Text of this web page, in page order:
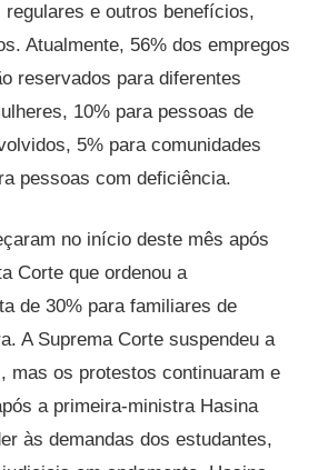
e outros benefícios,
Atualmente, 56% dos empregos
reservados para diferentes
10% para pessoas de
5% para comunidades
pessoas com deficiência.
no início deste mês após
Corte que ordenou a
de 30% para familiares de
A Suprema Corte suspendeu a
mas os protestos continuaram e
a primeira-ministra Hasina
às demandas dos estudantes,